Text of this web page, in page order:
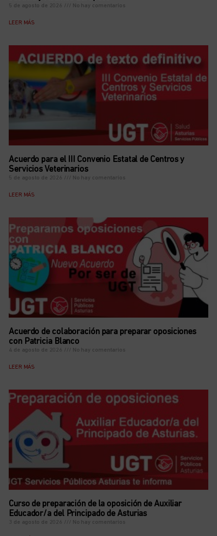
5 de agosto de 2026 No hay comentarios
LEER MÁS
Acuerdo para el III Convenio Estatal de Centros y
Servicios Veterinarios
5 de agosto de 2026 No hay comentarios
LEER MÁS
Acuerdo de colaboración para preparar oposiciones
con Patricia Blanco
4 de agosto de 2026 No hay comentarios
LEER MÁS
Curso de preparación de la oposición de Auxiliar
Educador/a del Principado de Asturias
3 de agosto de 2026 No hay comentarios